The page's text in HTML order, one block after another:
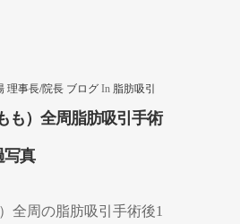
理事長/院長 ブログ In 脂肪吸引
も）全周脂肪吸引手術
写真
全周の脂肪吸引手術後1